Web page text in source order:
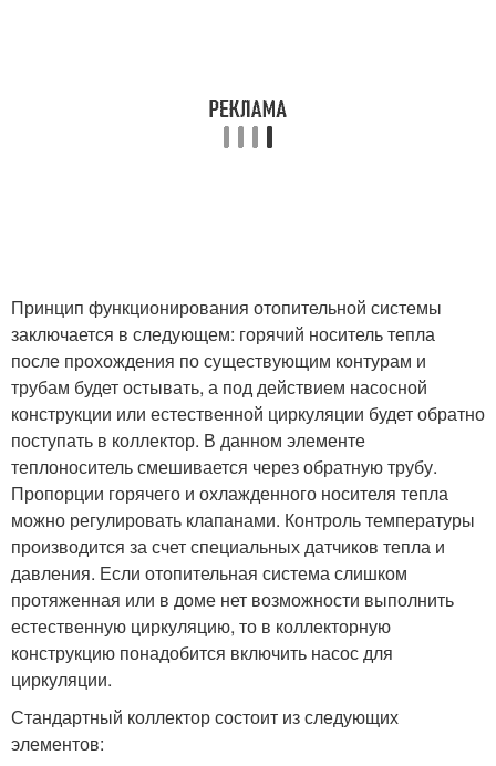
Принцип функционирования отопительной системы
заключается в следующем: горячий носитель тепла
после прохождения по существующим контурам и
трубам будет остывать, а под действием насосной
конструкции или естественной циркуляции будет обратно
поступать в коллектор. В данном элементе
теплоноситель смешивается через обратную трубу.
Пропорции горячего и охлажденного носителя тепла
можно регулировать клапанами. Контроль температуры
производится за счет специальных датчиков тепла и
давления. Если отопительная система слишком
протяженная или в доме нет возможности выполнить
естественную циркуляцию, то в коллекторную
конструкцию понадобится включить насос для
циркуляции.
Стандартный коллектор состоит из следующих
элементов: